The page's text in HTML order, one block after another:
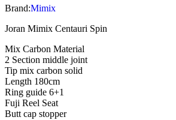
Brand:Mimix
Joran Mimix Centauri Spin
Mix Carbon Material
2 Section middle joint
Tip mix carbon solid
Length 180cm
Ring guide 6+1
Fuji Reel Seat
Butt cap stopper